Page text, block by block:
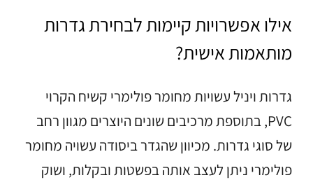
אילו אפשרויות קיימות לבחירת גדרות
מותאמות אישית?
גדרות ויניל עשויות מחומר פולימרי קשיח הקרוי
PVC, בתוספת מרכיבים שונים היוצרים מגוון רחב
של סוגי גדרות. מכיוון שהגדר ביסודה עשויה מחומר
פולימרי ניתן לעצב אותה בפשטות ובקלות, ושוק